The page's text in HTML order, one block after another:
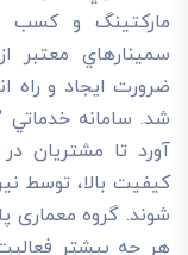
سمينارهاي معتبر
ضرورت ايجاد و راه
شد. سامانه
آورد تا مشتريان
کيفيت بالا، توسط
شوند. گروه معماری
هر چه بيشتر